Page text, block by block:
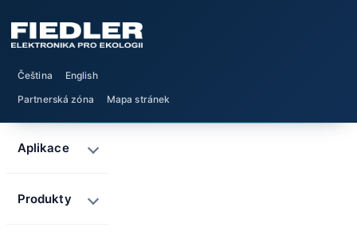
Čeština
English
Partnerská zóna
Mapa stránek
Aplikace
Produkty